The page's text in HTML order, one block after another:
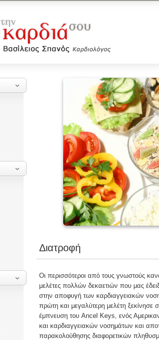
Διατροφή
Οι περισσότεροι από τους γνωστούς
μελέτες πολλών δεκαετιών που μας
στην αποφυγή των καρδιαγγειακών
πρώτη και μεγαλύτερη μελέτη ξεκίνησε
έμπνευση του Ancel Keys, ενός
και καρδιαγγειακών νοσημάτων και
παρακολούθησης διαφορετικών